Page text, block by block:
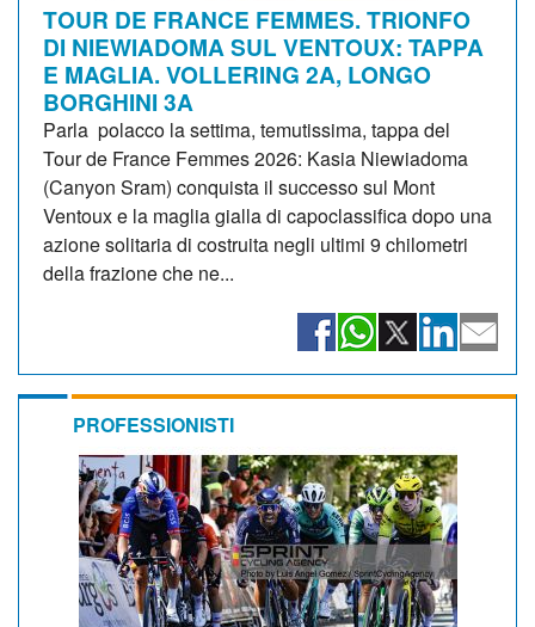
TOUR DE FRANCE FEMMES. TRIONFO
DI NIEWIADOMA SUL VENTOUX: TAPPA
E MAGLIA. VOLLERING 2A, LONGO
BORGHINI 3A
Parla polacco la settima, temutissima, tappa del
Tour de France Femmes 2026: Kasia Niewiadoma
(Canyon Sram) conquista il successo sul Mont
Ventoux e la maglia gialla di capoclassifica dopo una
azione solitaria di costruita negli ultimi 9 chilometri
della frazione che ne...
PROFESSIONISTI